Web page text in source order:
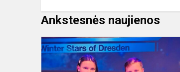
Ankstesnės naujienos